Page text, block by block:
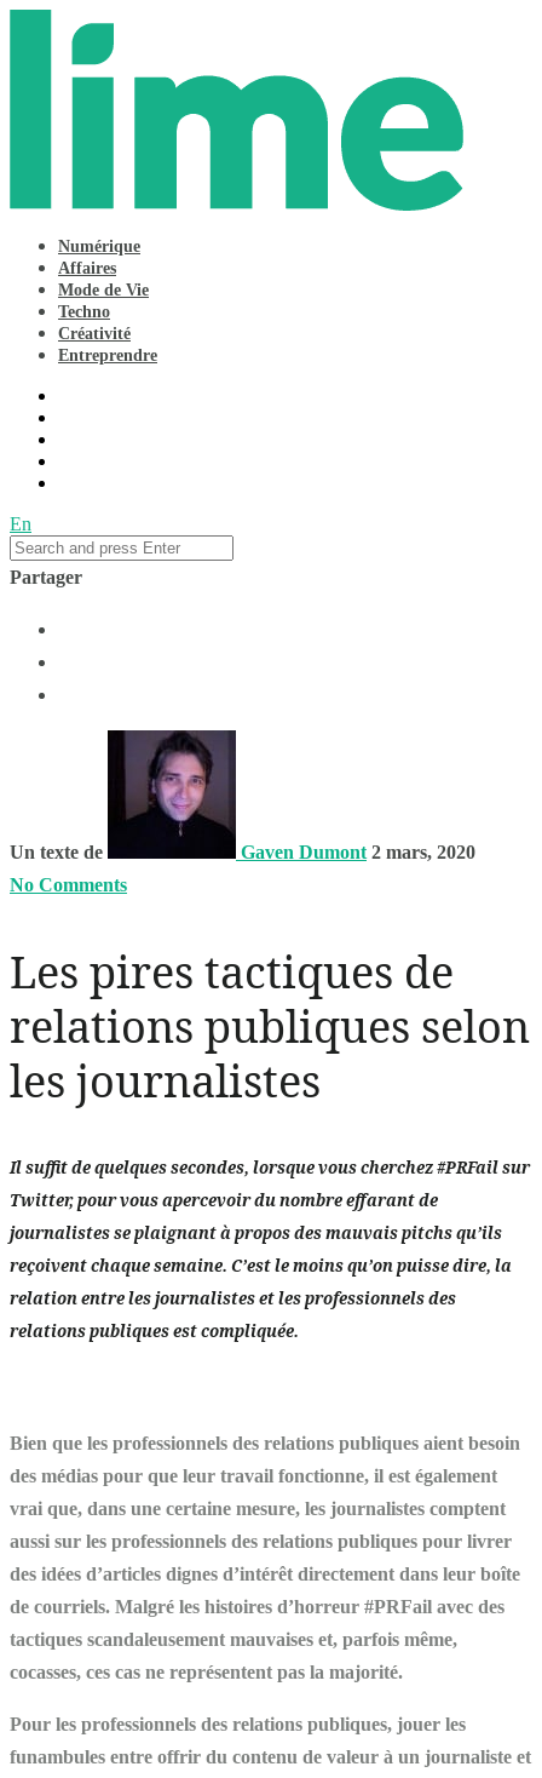
Numérique
Affaires
Mode de Vie
Techno
Créativité
Entreprendre
En
Partager
Un texte de Gaven Dumont 2 mars, 2020
No Comments
Les pires tactiques de
relations publiques selon
les journalistes
Il suffit de quelques secondes, lorsque vous cherchez #PRFail sur
Twitter, pour vous apercevoir du nombre effarant de
journalistes se plaignant à propos des mauvais pitchs qu’ils
reçoivent chaque semaine. C’est le moins qu’on puisse dire, la
relation entre les journalistes et les professionnels des
relations publiques est compliquée.
Bien que les professionnels des relations publiques aient besoin
des médias pour que leur travail fonctionne, il est également
vrai que, dans une certaine mesure, les journalistes comptent
aussi sur les professionnels des relations publiques pour livrer
des idées d’articles dignes d’intérêt directement dans leur boîte
de courriels. Malgré les histoires d’horreur #PRFail avec des
tactiques scandaleusement mauvaises et, parfois même,
cocasses, ces cas ne représentent pas la majorité.
Pour les professionnels des relations publiques, jouer les
funambules entre offrir du contenu de valeur à un journaliste et